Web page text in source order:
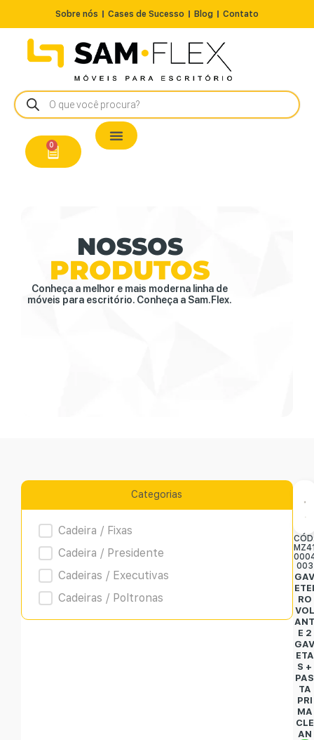
Sobre nós Cases de Sucesso Blog Contato
0
NOSSOS
PRODUTOS
Conheça a melhor e mais moderna linha de
móveis para escritório. Conheça a Sam.Flex.
Categorias
Product Archive
Cadeira / Fixas
Cadeira / Presidente
Cadeiras / Executivas
Cadeiras / Poltronas
003
RO
VOL
E 2
ETA
S +
PAS
TA
PRI
MA
CLE
AN